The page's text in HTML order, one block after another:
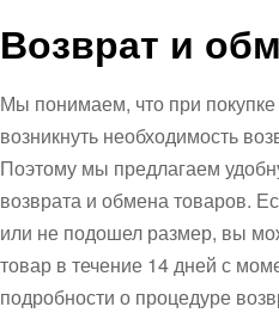
Возврат и
Мы понимаем, что при
возникнуть необходимость
Поэтому мы предлагаем
возврата и обмена товаров.
или не подошел размер, вы
товар в течение 14 дней с
подробности о процедуре